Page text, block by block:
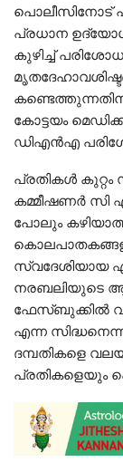
പൊലീസിനോട്
പ്രധാന
കുഴിച്ച്
കോട്ടയം
ഡിഎൻഎ
പ്രതികൾ കുറ്റം
കമ്മീഷണർ സി
പോലും
സ്വദേശിയായ
നരബലിയുടെ
ഫേസ്‌ബുക്കിൽ
എന്ന
ദമ്പതികളെ
പ്രതികളെയും